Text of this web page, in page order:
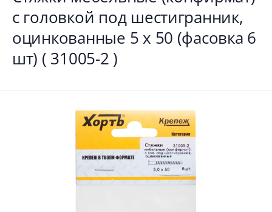
с головкой под шестигранник,
оцинкованные 5 х 50 (фасовка 6
шт) ( 31005-2 )